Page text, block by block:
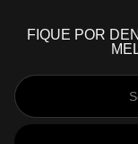
FIQUE POR